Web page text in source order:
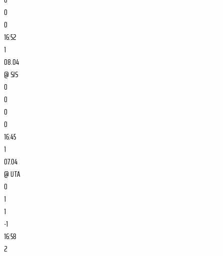
0
0
16:52
1
08.04
@SJS
0
0
0
0
16:45
1
07.04
@UTA
0
1
1
-1
16:58
2